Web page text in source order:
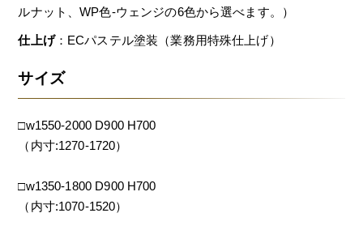
ルナット、WP色-ウェンジの6色から選べます。）
仕上げ：ECパステル塗装（業務用特殊仕上げ）
サイズ
□w1550-2000 D900 H700
（内寸:1270-1720）
□w1350-1800 D900 H700
（内寸:1070-1520）